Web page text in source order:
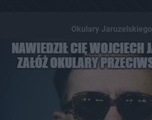
Okulary Jaruzelskiego